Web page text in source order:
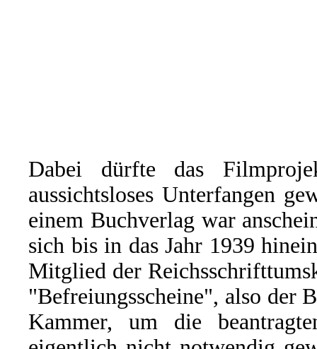
Dabei dürfte das
aussichtsloses Unterfangen
einem Buchverlag war
sich bis in das Jahr 1939
Mitglied der
"Befreiungsscheine", also der
Kammer, um die